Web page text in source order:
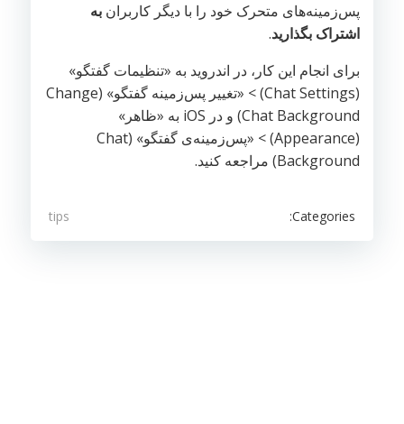
پس‌زمینه‌های متحرک خود را با دیگر کاربران به
اشتراک بگذارید.
برای انجام این کار، در اندروید به «تنظیمات گفتگو»
(Chat Settings) > «تغییر پس‌زمینه گفتگو» (Change
Chat Background) و در iOS به «ظاهر»
(Appearance) > «پس‌زمینه‌ی گفتگو» (Chat
Background) مراجعه کنید.
Categories:
tips